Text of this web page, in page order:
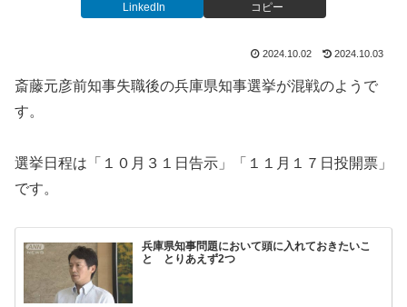
LinkedIn コピー
2024.10.02 2024.10.03
斎藤元彦前知事失職後の兵庫県知事選挙が混戦のようで
す。
選挙日程は「１０月３１日告示」「１１月１７日投開票」
です。
兵庫県知事問題において頭に入れておきたいこ
と とりあえず2つ